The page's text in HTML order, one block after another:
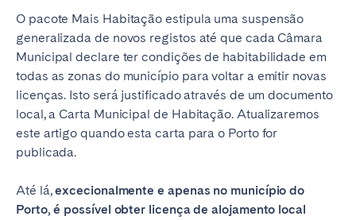
O pacote Mais Habitação estipula uma suspensão
generalizada de novos registos até que cada Câmara
Municipal declare ter condições de habitabilidade em
todas as zonas do município para voltar a emitir novas
licenças. Isto será justificado através de um documento
local, a Carta Municipal de Habitação. Atualizaremos
este artigo quando esta carta para o Porto for
publicada.
Até lá,excecionalmente e apenas no município do
Porto, é possível obter licença de alojamento local